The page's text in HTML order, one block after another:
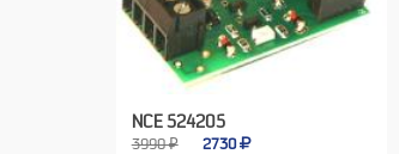
NCE 524205
3990 ₽ 2730